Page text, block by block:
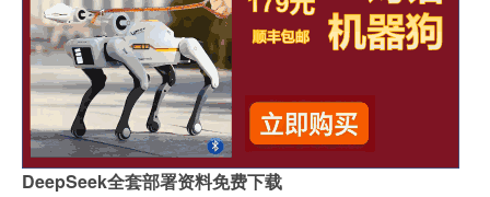
DeepSeek全套部署资料免费下载